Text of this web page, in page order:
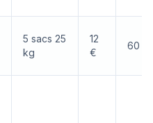
5 sacs 25
kg
12
€
60 €